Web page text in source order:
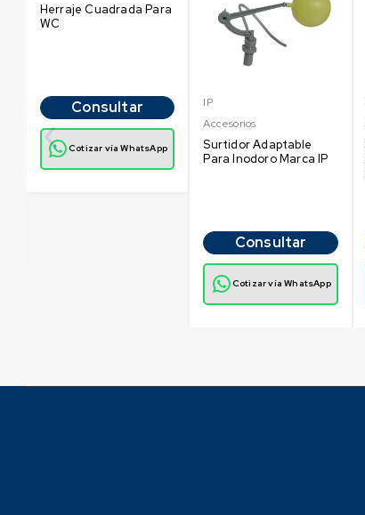
Herraje Cuadrada Para
WC
Consultar
Cotizar vía WhatsApp
IP
Accesorios
Surtidor Adaptable
Para Inodoro Marca IP
Consultar
Cotizar vía WhatsApp